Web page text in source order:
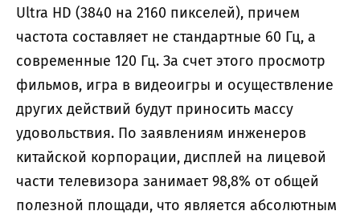
Ultra HD (3840 на 2160 пикселей), причем
частота составляет не стандартные 60 Гц, а
современные 120 Гц. За счет этого просмотр
фильмов, игра в видеоигры и осуществление
других действий будут приносить массу
удовольствия. По заявлениям инженеров
китайской корпорации, дисплей на лицевой
части телевизора занимает 98,8% от общей
полезной площади, что является абсолютным